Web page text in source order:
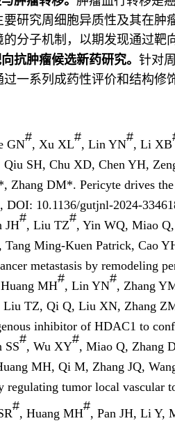
研究周细胞异质性及其在
分子机制，以期发现通过靶
抗肿瘤候选新药研究。针对
一系列成药性评价和结构修
GN
#
, Xu XL
#
, Lin YN
#
, Li XB
SH, Chu XD, Chen YH,
Zhang DM*. Pericyte drives
DOI: 10.1136/gutjnl-2024-
JH
#
, Liu TZ
#
, Yin WQ, Miao
Tang Ming-Kuen Patrick, Cao
metastasis by remodeling
MH
#
, Lin YN
#
, Zhang
Liu TZ, Qi Q, Liu XN, Zhang
inhibitor of HDAC1 to
SS
#
, Wu XY
#
, Miao Q, Zhang
MH, Qi M, Zhang JQ,
regulating tumor local vascular
#
, Huang MH
#
, Pan JH, Li Y,